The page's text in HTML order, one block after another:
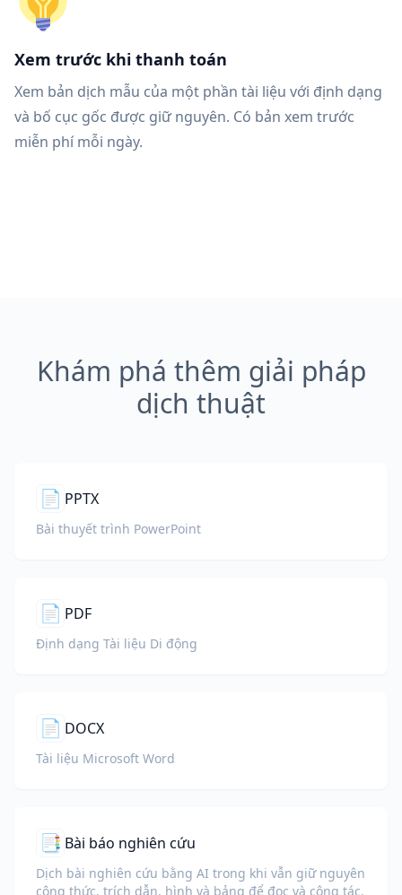
Xem trước khi thanh toán
Xem bản dịch mẫu của một phần tài liệu với định dạng
và bố cục gốc được giữ nguyên. Có bản xem trước
miễn phí mỗi ngày.
Khám phá thêm giải pháp
dịch thuật
📄 PPTX
Bài thuyết trình PowerPoint
📄 PDF
Định dạng Tài liệu Di động
📄 DOCX
Tài liệu Microsoft Word
📑 Bài báo nghiên cứu
Dịch bài nghiên cứu bằng AI trong khi vẫn giữ nguyên
công thức, trích dẫn, hình và bảng để đọc và cộng tác.